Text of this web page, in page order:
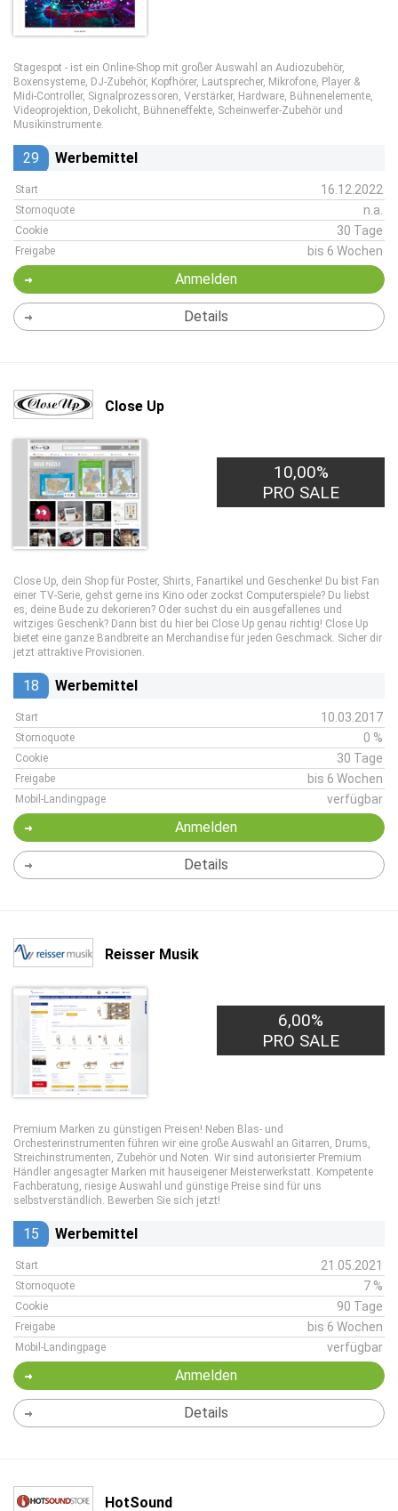
Stagespot - ist ein Online-Shop mit großer Auswahl an Audiozubehör,
Boxensysteme, DJ-Zubehör, Kopfhörer, Lautsprecher, Mikrofone, Player &
Midi-Controller, Signalprozessoren, Verstärker, Hardware, Bühnenelemente,
Videoprojektion, Dekolicht, Bühneneffekte, Scheinwerfer-Zubehör und
Musikinstrumente.
29 Werbemittel
Start 16.12.2022
Stornoquote n.a.
Cookie 30 Tage
Freigabe bis 6 Wochen
Anmelden
Details
Close Up
10,00%
PRO SALE
Close Up, dein Shop für Poster, Shirts, Fanartikel und Geschenke! Du bist Fan
einer TV-Serie, gehst gerne ins Kino oder zockst Computerspiele? Du liebst
es, deine Bude zu dekorieren? Oder suchst du ein ausgefallenes und
witziges Geschenk? Dann bist du hier bei Close Up genau richtig! Close Up
bietet eine ganze Bandbreite an Merchandise für jeden Geschmack. Sicher dir
jetzt attraktive Provisionen.
18 Werbemittel
Start 10.03.2017
Stornoquote 0 %
Cookie 30 Tage
Freigabe bis 6 Wochen
Mobil-Landingpage verfügbar
Anmelden
Details
Reisser Musik
6,00%
PRO SALE
Premium Marken zu günstigen Preisen! Neben Blas- und
Orchesterinstrumenten führen wir eine große Auswahl an Gitarren, Drums,
Streichinstrumenten, Zubehör und Noten. Wir sind autorisierter Premium
Händler angesagter Marken mit hauseigener Meisterwerkstatt. Kompetente
Fachberatung, riesige Auswahl und günstige Preise sind für uns
selbstverständlich. Bewerben Sie sich jetzt!
15 Werbemittel
Start 21.05.2021
Stornoquote 7 %
Cookie 90 Tage
Freigabe bis 6 Wochen
Mobil-Landingpage verfügbar
Anmelden
Details
HotSound